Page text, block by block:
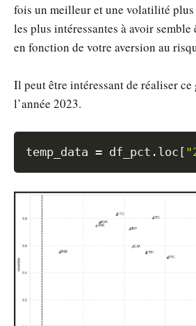
fois un meilleur et une volatilité
les plus intéressantes à avoir
en fonction de votre aversion au
Il peut être intéressant de réaliser
l’année 2023.
temp_data = df_pct . loc [